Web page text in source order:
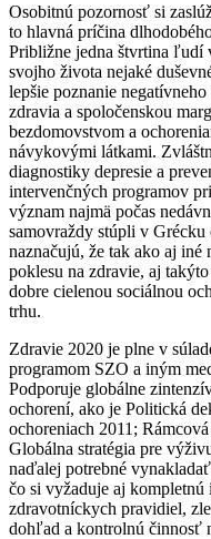
Osobitnú pozornosť si
to hlavná príčina
Približne jedna štvrtina ľudí
svojho života nejaké
lepšie poznanie
zdravia a spoločenskou
bezdomovstvom a
návykovými látkami.
diagnostiky depresie a
intervenčných programov
význam najmä počas
samovraždy stúpli v
naznačujú, že tak ako aj
poklesu na zdravie, aj
dobre cielenou sociálnou
trhu.
Zdravie 2020 je plne v
programom SZO a iným
Podporuje globálne
ochorení, ako je Politická
ochoreniach 2011;
Globálna stratégia pre
naďalej potrebné
čo si vyžaduje aj
zdravotníckych pravidiel,
dohľad a kontrolnú činnosť